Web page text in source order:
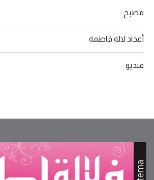
مطبخ
أعداد لالة فاطمة
فيديو